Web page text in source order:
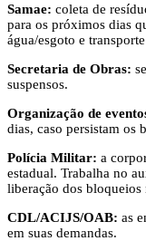
Samae: coleta de
para os próximos dias
água/esgoto e
Secretaria de Obras:
suspensos.
Organização de
dias, caso persistam os
Polícia Militar: a
estadual. Trabalha no
liberação dos bloqueios
CDL/ACIJS/OAB: as
em suas demandas.